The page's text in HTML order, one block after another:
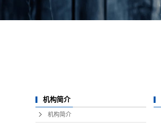
机构简介
机构简介